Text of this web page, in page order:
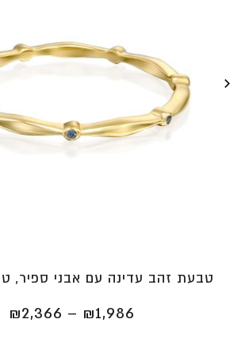
טבעת זהב עדינה עם אבני ספיר,
₪1,986
–
₪2,366